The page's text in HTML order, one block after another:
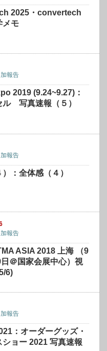
2025・convertech
モ
報告
2019 (9.24~9.27)：
ル 写真速報（５）
報告
：全体感（４）
報告
ASIA 2018 上海 （9
日＠国家会展中心）視
6)
報告
：オーダーグッズ・
ショー 2021 写真速報